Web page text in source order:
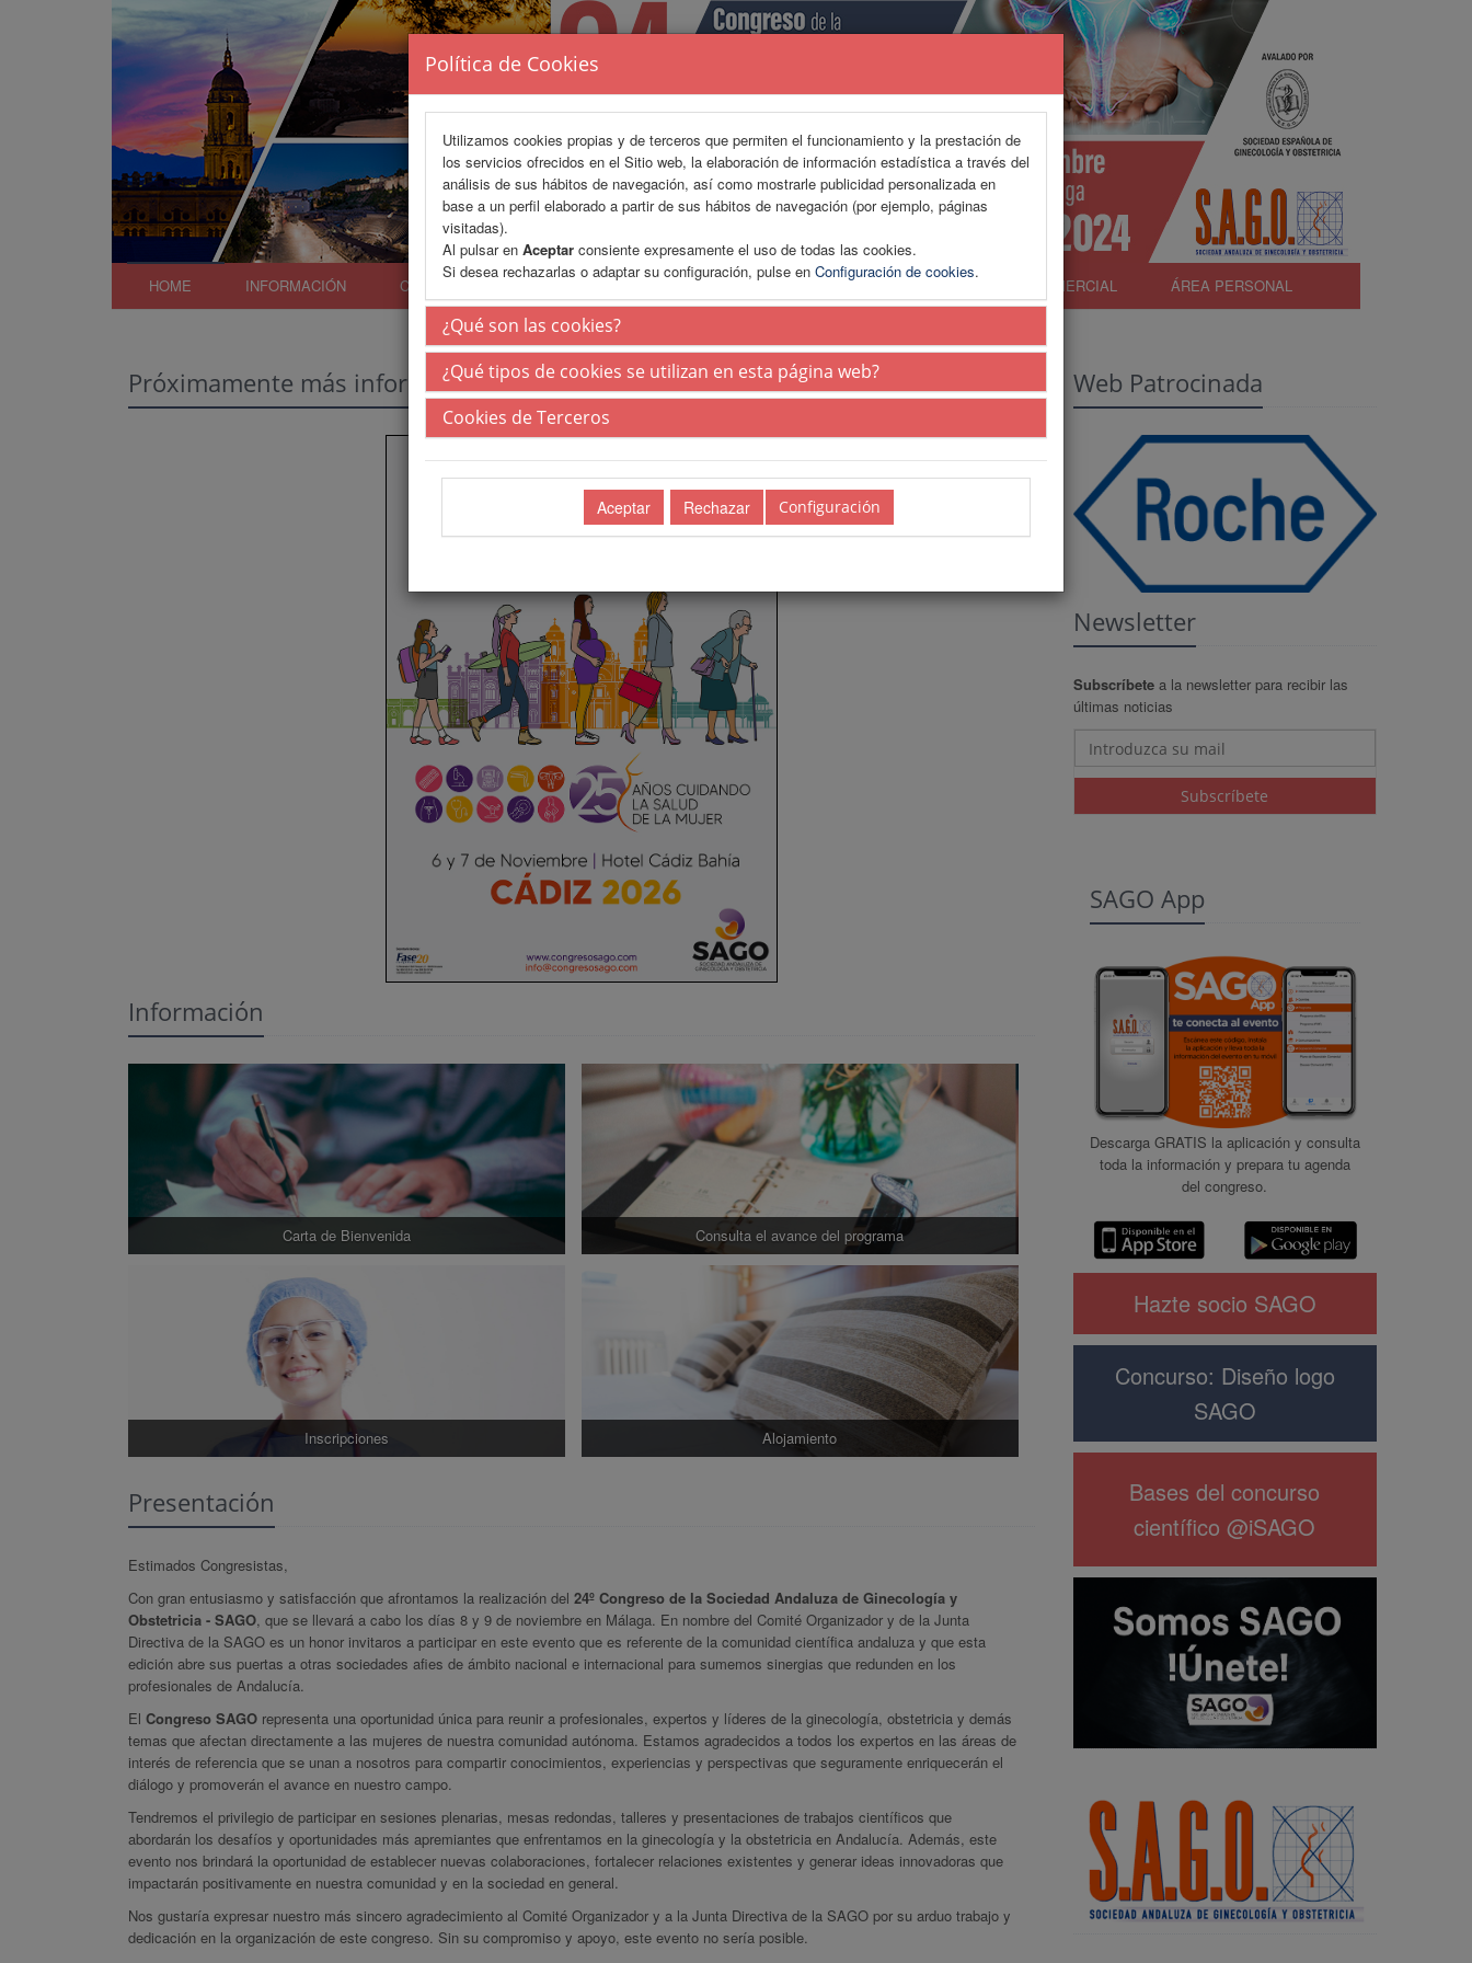
Política de Cookies
Utilizamos cookies propias y de terceros que permiten el funcionamiento y la prestación de
los servicios ofrecidos en el Sitio web, la elaboración de información estadística a través del
análisis de sus hábitos de navegación, así como mostrarle publicidad personalizada en
base a un perfil elaborado a partir de sus hábitos de navegación (por ejemplo, páginas
visitadas).
Al pulsar en Aceptar consiente expresamente el uso de todas las cookies.
Si desea rechazarlas o adaptar su configuración, pulse en Configuración de cookies.
¿Qué son las cookies?
¿Qué tipos de cookies se utilizan en esta página web?
Cookies de Terceros
Configuración
HOME INFORMACIÓN COMITÉS ÁREA CIENTÍFICA INSCRIPCIÓN ALOJAMIENTO EXP. COMERCIAL ÁREA PERSONAL
Próximamente más información
Información
Carta de Bienvenida Consulta el avance del programa
Inscripciones Alojamiento
Presentación
Estimados Congresistas,
Con gran entusiasmo y satisfacción que afrontamos la realización del 24º Congreso de la Sociedad Andaluza de Ginecología y
Obstetricia - SAGO, que se llevará a cabo los días 8 y 9 de noviembre en Málaga. En nombre del Comité Organizador y de la Junta
Directiva de la SAGO es un honor invitaros a participar en este evento que es referente de la comunidad científica andaluza y que esta
edición abre sus puertas a otras sociedades afies de ámbito nacional e internacional para sumemos sinergias que redunden en los
profesionales de Andalucía.
El Congreso SAGO representa una oportunidad única para reunir a profesionales, expertos y líderes de la ginecología, obstetricia y demás
temas que afectan directamente a las mujeres de nuestra comunidad autónoma. Estamos agradecidos a todos los expertos en las áreas de
interés de referencia que se unan a nosotros para compartir conocimientos, experiencias y perspectivas que seguramente enriquecerán el
diálogo y promoverán el avance en nuestro campo.
Tendremos el privilegio de participar en sesiones plenarias, mesas redondas, talleres y presentaciones de trabajos científicos que
abordarán los desafíos y oportunidades más apremiantes que enfrentamos en la ginecología y la obstetricia en Andalucía. Además, este
evento nos brindará la oportunidad de establecer nuevas colaboraciones, fortalecer relaciones existentes y generar ideas innovadoras que
impactarán positivamente en nuestra comunidad y en la sociedad en general.
Nos gustaría expresar nuestro más sincero agradecimiento al Comité Organizador y a la Junta Directiva de la SAGO por su arduo trabajo y
dedicación en la organización de este congreso. Sin su compromiso y apoyo, este evento no sería posible.
Web Patrocinada
Newsletter
Subscríbetea la newsletter para recibir las
últimas noticias
Subscríbete
SAGO App
Descarga GRATIS la aplicación y consulta
toda la información y prepara tu agenda
del congreso.
Hazte socio SAGO
Concurso: Diseño logo
SAGO
Bases del concurso
científico @iSAGO